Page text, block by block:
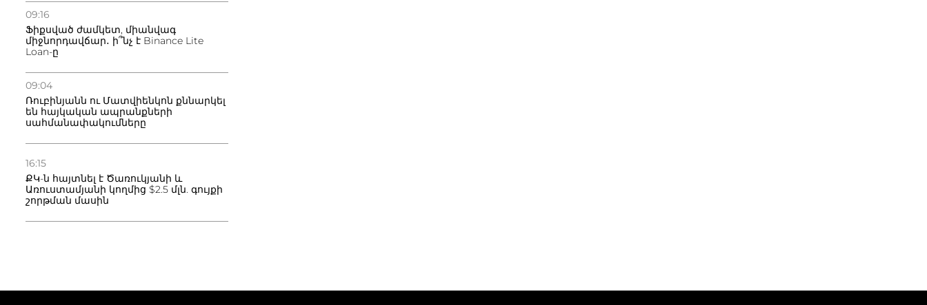
09:16
Ֆիքսված ժամկետ, միանվագ
միջնորդավճար․ ի՞նչ է Binance Lite
Loan-ը
09:04
Ռուբինյանն ու Մատվիենկոն քննարկել
են հայկական ապրանքների
սահմանափակումները
16:15
ՔԿ-ն հայտնել է Ծառուկյանի և
Առուստամյանի կողմից $2.5 մլն. գույքի
շորթման մասին